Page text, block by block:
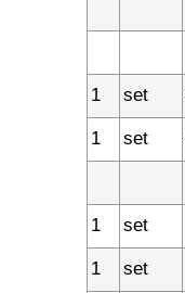
set
1
set
1
set
1
set
1